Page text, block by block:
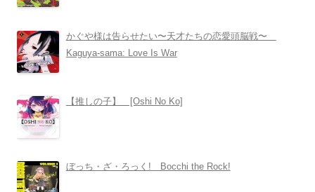
かぐや様は告らせたい〜天才たちの恋愛頭脳戦〜
Kaguya-sama: Love Is War
【推しの子】 [Oshi No Ko]
ぼっち・ざ・ろっく! Bocchi the Rock!